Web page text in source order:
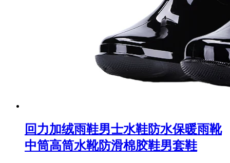
回力加绒雨鞋男士水鞋防水保暖雨靴
中筒高筒水靴防滑棉胶鞋男套鞋